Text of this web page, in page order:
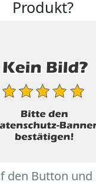
Produkt?
den Button